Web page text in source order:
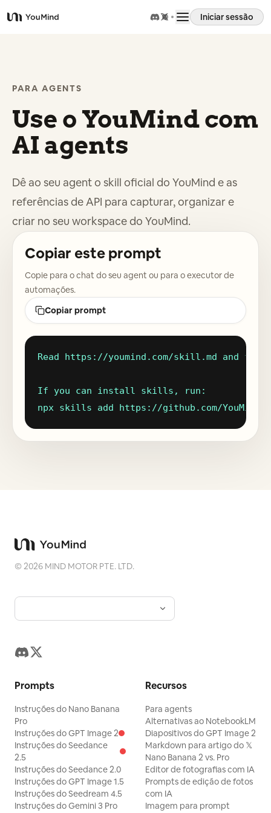
YouMind
Iniciar sessão
Casos de uso
Habilidades
Transferir
Blogue
PARA AGENTS
Use o YouMind com
AI agents
Dê ao seu agent o skill oficial do YouMind e as
referências de API para capturar, organizar e
criar no seu workspace do YouMind.
Copiar este prompt
Copie para o chat do seu agent ou para o executor de
automações.
Copiar prompt
Read https://youmind.com/skill.md and
If you can install skills, run:
npx skills add https://github.com/
©2026 MIND MOTOR PTE. LTD.
Prompts
Instruções do Nano Banana
Pro
Instruções do GPT Image 2
Instruções do Seedance
2.5
Instruções do Seedance 2.0
Instruções do GPT Image 1.5
Instruções do Seedream 4.5
Instruções do Gemini 3 Pro
Recursos
Para agents
Alternativas ao NotebookLM
Diapositivos do GPT Image 2
Markdown para artigo do 𝕏
Nano Banana 2 vs. Pro
Editor de fotografias com IA
Prompts de edição de fotos
com IA
Imagem para prompt